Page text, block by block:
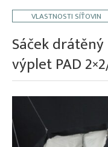
O firmě
Kontakt
VLASTNOSTI SÍŤOVIN
Sáček
výplet PAD